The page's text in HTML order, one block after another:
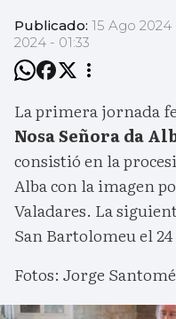
Publicado: 15 Ago 2024
2024 - 01:33
La primera jornada
Nosa Señora da
consistió en la
Alba con la imagen
Valadares. La
San Bartolomeu el 24
Fotos: Jorge